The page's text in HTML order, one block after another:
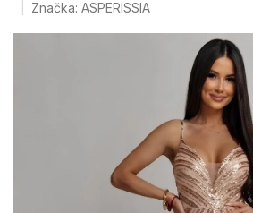
hodnotenie
Značka:ASPERISSIA